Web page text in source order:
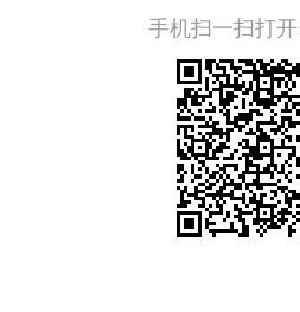
手机扫一扫打